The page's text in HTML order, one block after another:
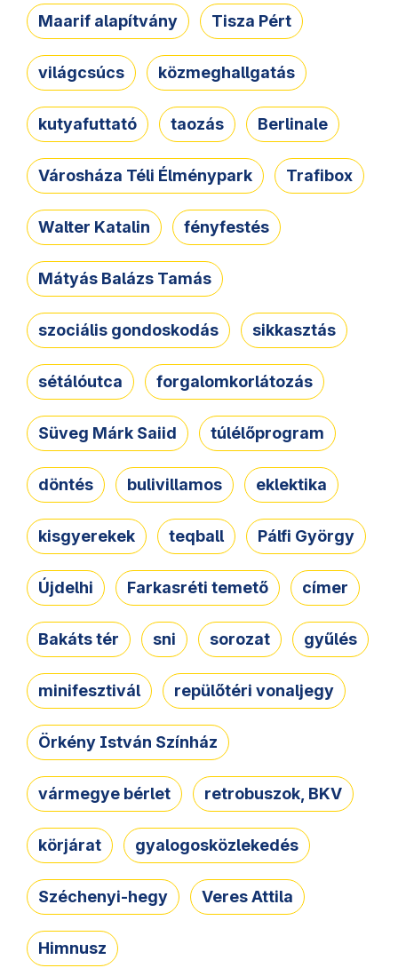
Maarif alapítvány Tisza Pért
világcsúcs közmeghallgatás
kutyafuttató taozás Berlinale
Városháza Téli Élménypark Trafibox
Walter Katalin fényfestés
Mátyás Balázs Tamás
szociális gondoskodás sikkasztás
sétálóutca forgalomkorlátozás
Süveg Márk Saiid túlélőprogram
döntés bulivillamos eklektika
kisgyerekek teqball Pálfi György
Újdelhi Farkasréti temető címer
Bakáts tér sni sorozat gyűlés
minifesztivál repülőtéri vonaljegy
Örkény István Színház
vármegye bérlet retrobuszok, BKV
körjárat gyalogosközlekedés
Széchenyi-hegy Veres Attila
Himnusz